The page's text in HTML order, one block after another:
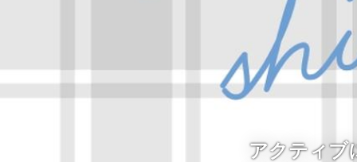
アクティブ